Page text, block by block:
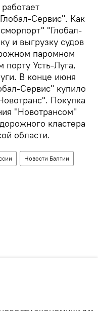
Сервис". Как
"Глобал-
и выгрузку судов
паромном
Усть-Луга,
В конце июня
Сервис" купило
Покупка
"Новотрансом"
кластера
области.
Новости Балтии